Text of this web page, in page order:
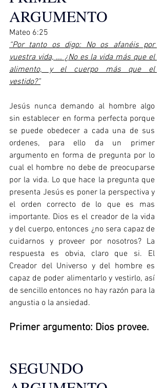
ARGUMENTO
Mateo 6:25
“Por tanto os digo: No os afanéis por
vuestra vida, ... ¿No es la vida más que el
alimento, y el cuerpo más que el
vestido?”
Jesús nunca demando al hombre algo
sin establecer en forma perfecta porque
se puede obedecer a cada una de sus
ordenes, para ello da un primer
argumento en forma de pregunta por lo
cual el hombre no debe de preocuparse
por la vida. Lo que hace la pregunta que
presenta Jesús es poner la perspectiva y
el orden correcto de lo que es mas
importante. Dios es el creador de la vida
y del cuerpo, entonces ¿no sera capaz de
cuidarnos y proveer por nosotros? La
respuesta es obvia, claro que si. El
Creador del Universo y del hombre es
capaz de poder alimentarlo y vestirlo, así
de sencillo entonces no hay razón para la
angustia o la ansiedad.
Primer argumento: Dios provee.
SEGUNDO